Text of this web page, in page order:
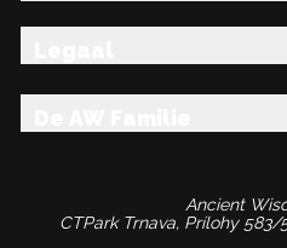
Ancient
CTPark Trnava, Prílohy 583/